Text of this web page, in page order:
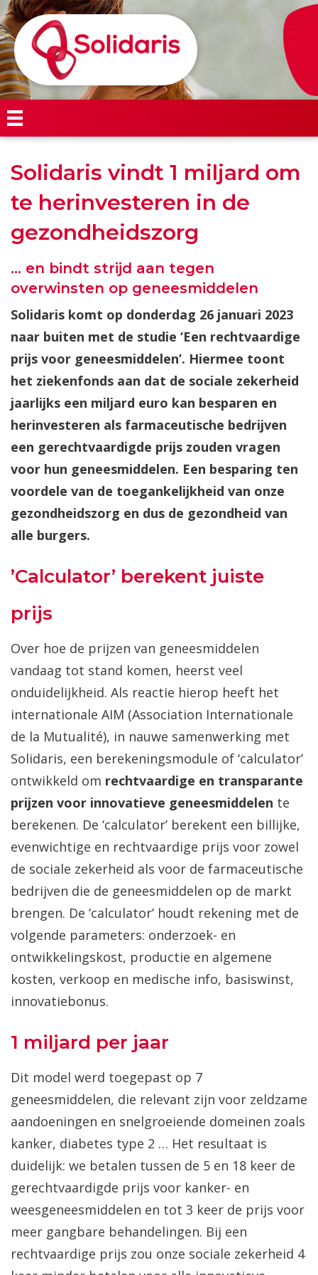
Solidaris vindt 1 miljard om
te herinvesteren in de
gezondheidszorg
… en bindt strijd aan tegen
overwinsten op geneesmiddelen
Solidaris komt op donderdag 26 januari 2023
naar buiten met de studie ‘Een rechtvaardige
prijs voor geneesmiddelen’. Hiermee toont
het ziekenfonds aan dat de sociale zekerheid
jaarlijks een miljard euro kan besparen en
herinvesteren als farmaceutische bedrijven
een gerechtvaardigde prijs zouden vragen
voor hun geneesmiddelen. Een besparing ten
voordele van de toegankelijkheid van onze
gezondheidszorg en dus de gezondheid van
alle burgers.
’Calculator’ berekent juiste
prijs
Over hoe de prijzen van geneesmiddelen
vandaag tot stand komen, heerst veel
onduidelijkheid. Als reactie hierop heeft het
internationale AIM (Association Internationale
de la Mutualité), in nauwe samenwerking met
Solidaris, een berekeningsmodule of ‘calculator’
ontwikkeld om rechtvaardige en transparante
prijzen voor innovatieve geneesmiddelen te
berekenen. De ‘calculator’ berekent een billijke,
evenwichtige en rechtvaardige prijs voor zowel
de sociale zekerheid als voor de farmaceutische
bedrijven die de geneesmiddelen op de markt
brengen. De ‘calculator’ houdt rekening met de
volgende parameters: onderzoek- en
ontwikkelingskost, productie en algemene
kosten, verkoop en medische info, basiswinst,
innovatiebonus.
1 miljard per jaar
Dit model werd toegepast op 7
geneesmiddelen, die relevant zijn voor zeldzame
aandoeningen en snelgroeiende domeinen zoals
kanker, diabetes type 2 … Het resultaat is
duidelijk: we betalen tussen de 5 en 18 keer de
gerechtvaardigde prijs voor kanker- en
weesgeneesmiddelen en tot 3 keer de prijs voor
meer gangbare behandelingen. Bij een
rechtvaardige prijs zou onze sociale zekerheid 4